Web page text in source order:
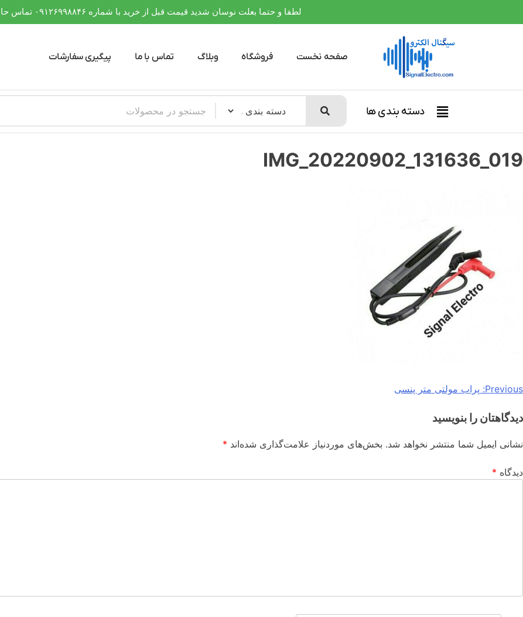
لطفا و حتما بعلت نوسان شدید قیمت قبل از خرید با شماره ۰۹۱۲۶۹۹۸۸۴۶ تماس حاصل فرمایید
صفحه نخست فروشگاه وبلاگ تماس با ما پیگیری سفارشات
دسته بندی ها
IMG_20220902_131636_019
Previous: پراب مولتی متر پنسی
دیدگاهتان را بنویسید
نشانی ایمیل شما منتشر نخواهد شد. بخش‌های موردنیاز علامت‌گذاری شده‌اند *
دیدگاه *